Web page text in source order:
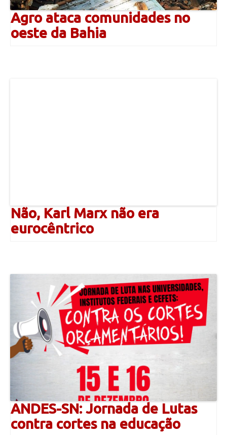
Agro ataca comunidades no
oeste da Bahia
Não, Karl Marx não era
eurocêntrico
ANDES-SN: Jornada de Lutas
contra cortes na educação